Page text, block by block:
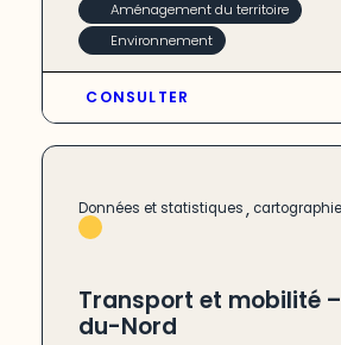
Aménagement du territoire
Environnement
CONSULTER
Données et statistiques, cartographie
Transport et mobilité
du-Nord